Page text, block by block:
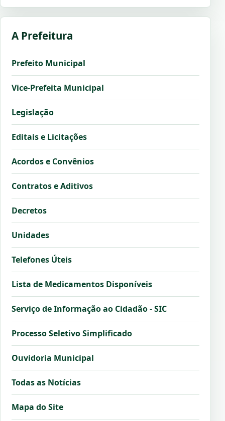
A Prefeitura
Prefeito Municipal
Vice-Prefeita Municipal
Legislação
Editais e Licitações
Acordos e Convênios
Contratos e Aditivos
Decretos
Unidades
Telefones Úteis
Lista de Medicamentos Disponíveis
Serviço de Informação ao Cidadão - SIC
Processo Seletivo Simplificado
Ouvidoria Municipal
Todas as Notícias
Mapa do Site